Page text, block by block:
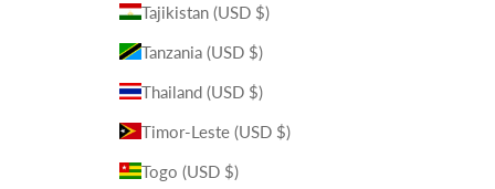
Tajikistan (USD $)
Tanzania (USD $)
Thailand (USD $)
Timor-Leste (USD $)
Togo (USD $)